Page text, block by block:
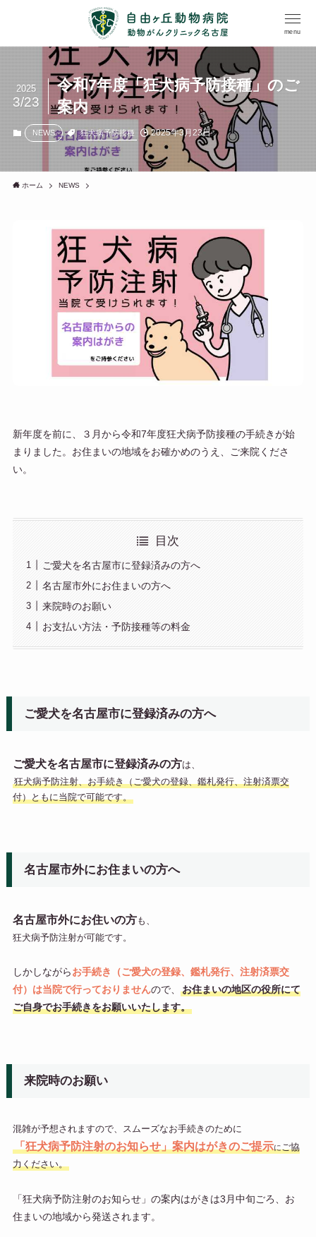
menu
令和7年度「狂犬病予防接種」のご
案内
2025
3/23
NEWS 狂犬病予防接種 2025年3月23日
ホーム NEWS
新年度を前に、３月から令和7年度狂犬病予防接種の手続きが始
まりました。お住まいの地域をお確かめのうえ、ご来院くださ
い。
目次
ご愛犬を名古屋市に登録済みの方へ
名古屋市外にお住まいの方へ
来院時のお願い
お支払い方法・予防接種等の料金
ご愛犬を名古屋市に登録済みの方へ
ご愛犬を名古屋市に登録済みの方は、
狂犬病予防注射、お手続き（ご愛犬の登録、鑑札発行、注射済票交
付）ともに当院で可能です。
名古屋市外にお住まいの方へ
名古屋市外にお住いの方も、
狂犬病予防注射が可能です。
しかしながらお手続き（ご愛犬の登録、鑑札発行、注射済票交
付）は当院で行っておりませんので、
お住まいの地区の役所にて
ご自身でお手続きをお願いいたします。
来院時のお願い
混雑が予想されますので、スムーズなお手続きのために
「狂犬病予防注射のお知らせ」案内はがきのご提示にご協
力ください。
「狂犬病予防注射のお知らせ」の案内はがきは3月中旬ごろ、お
住まいの地域から発送されます。